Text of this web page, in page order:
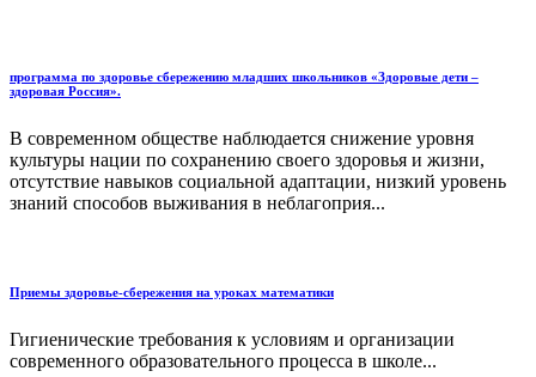
программа по здоровье сбережению младших школьников «Здоровые дети –
здоровая Россия».
В современном обществе наблюдается снижение уровня
культуры нации по сохранению своего здоровья и жизни,
отсутствие навыков социальной адаптации, низкий уровень
знаний способов выживания в неблагоприя...
Приемы здоровье-сбережения на уроках математики
Гигиенические требования к условиям и организации
современного образовательного процесса в школе...